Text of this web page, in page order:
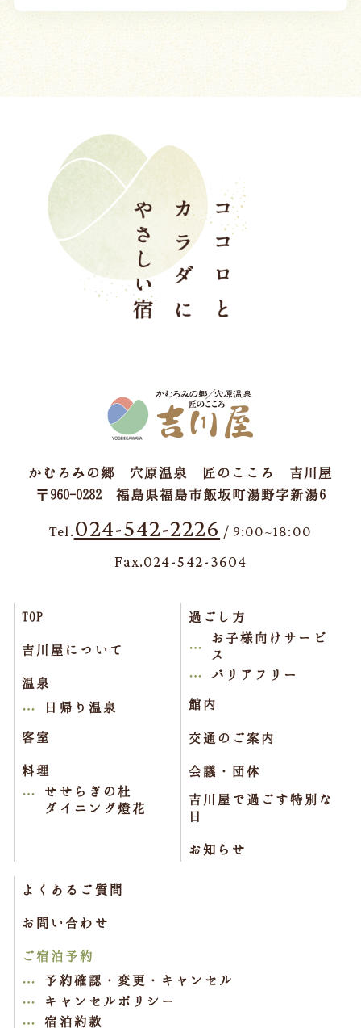
かむろみの郷 穴原温泉 匠のこころ 吉川屋
〒960-0282 福島県福島市飯坂町湯野字新湯6
Tel. 024-542-2226 / 9:00~18:00
Fax.024-542-3604
TOP
吉川屋について
温泉
日帰り温泉
客室
料理
せせらぎの杜
ダイニング燈花
過ごし方
お子様向けサービ
ス
バリアフリー
館内
交通のご案内
会議・団体
吉川屋で過ごす特別な
日
お知らせ
よくあるご質問
お問い合わせ
ご宿泊予約
予約確認・変更・キャンセル
キャンセルポリシー
宿泊約款